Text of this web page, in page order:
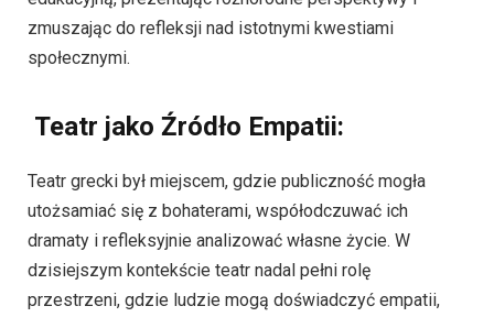
zmuszając do refleksji nad istotnymi kwestiami
społecznymi.
Teatr jako Źródło Empatii:
Teatr grecki był miejscem, gdzie publiczność mogła
utożsamiać się z bohaterami, współodczuwać ich
dramaty i refleksyjnie analizować własne życie. W
dzisiejszym kontekście teatr nadal pełni rolę
przestrzeni, gdzie ludzie mogą doświadczyć empatii,